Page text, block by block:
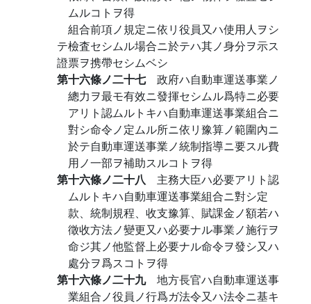
ムルコトヲ得
組合前項ノ規定ニ依リ役員又ハ使用人ヲシ
テ檢査セシムル場合ニ於テハ其ノ身分ヲ示ス
證票ヲ携帶セシムベシ
第十六條ノ二十七 政府ハ自動車運送事業ノ
總力ヲ最モ有效ニ發揮セシムル爲特ニ必要
アリト認ムルトキハ自動車運送事業組合ニ
對シ命令ノ定ムル所ニ依リ豫算ノ範圍內ニ
於テ自動車運送事業ノ統制指導ニ要スル費
用ノ一部ヲ補助スルコトヲ得
第十六條ノ二十八 主務大臣ハ必要アリト認
ムルトキハ自動車運送事業組合ニ對シ定
款、統制規程、收支豫算、賦課金ノ額若ハ
徵收方法ノ變更又ハ必要ナル事業ノ施行ヲ
命ジ其ノ他監督上必要ナル命令ヲ發シ又ハ
處分ヲ爲スコトヲ得
第十六條ノ二十九 地方長官ハ自動車運送事
業組合ノ役員ノ行爲ガ法令又ハ法令ニ基キ